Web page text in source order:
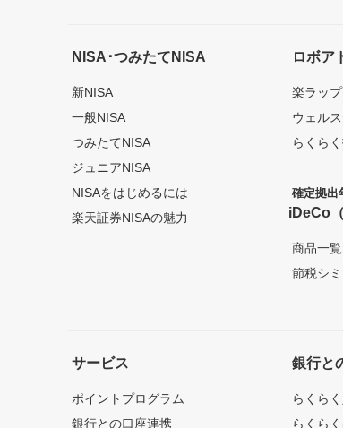
NISA･つみたてNISA
新NISA
一般NISA
つみたてNISA
ジュニアNISA
NISAをはじめるには
楽天証券NISAの魅力
ロボア
楽ラップ
ウェル
らくら
確定拠出
iDeCo
商品一覧
節税シ
サービス
ポイントプログラム
銀行との口座連携
銀行と
らくら
らくら